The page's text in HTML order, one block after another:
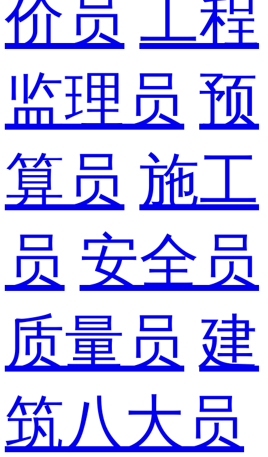
价员 工程
监理员 预
算员 施工
员 安全员
质量员 建
筑八大员